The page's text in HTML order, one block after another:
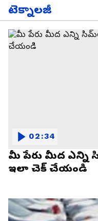
టెక్నాలజీ
మీ పేరు మీద ఎన్ని
ఇలా చెక్ చేయండి
02:34